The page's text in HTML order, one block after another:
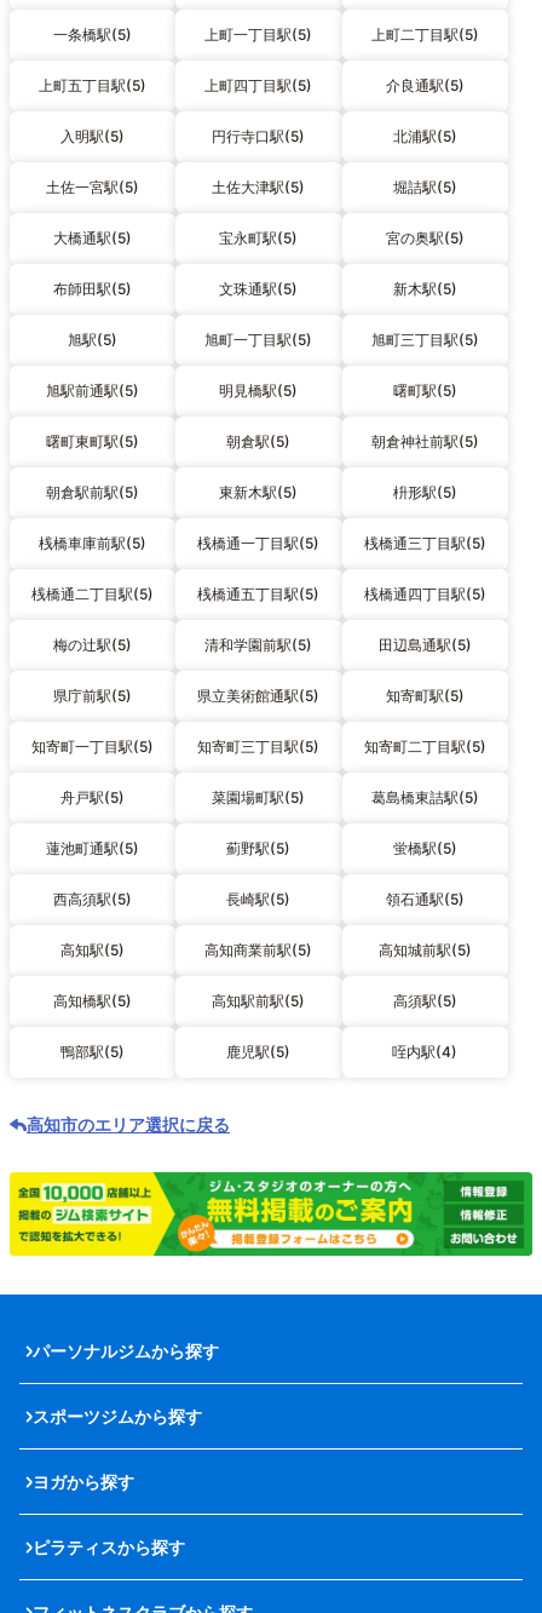
一条橋駅(5) 上町一丁目駅(5) 上町二丁目駅(5)
上町五丁目駅(5) 上町四丁目駅(5) 介良通駅(5)
入明駅(5) 円行寺口駅(5) 北浦駅(5)
土佐一宮駅(5) 土佐大津駅(5) 堀詰駅(5)
大橋通駅(5) 宝永町駅(5) 宮の奥駅(5)
布師田駅(5) 文珠通駅(5) 新木駅(5)
旭駅(5) 旭町一丁目駅(5) 旭町三丁目駅(5)
旭駅前通駅(5) 明見橋駅(5) 曙町駅(5)
曙町東町駅(5) 朝倉駅(5) 朝倉神社前駅(5)
朝倉駅前駅(5) 東新木駅(5) 枡形駅(5)
桟橋車庫前駅(5) 桟橋通一丁目駅(5) 桟橋通三丁目駅(5)
桟橋通二丁目駅(5) 桟橋通五丁目駅(5) 桟橋通四丁目駅(5)
梅の辻駅(5) 清和学園前駅(5) 田辺島通駅(5)
県庁前駅(5) 県立美術館通駅(5) 知寄町駅(5)
知寄町一丁目駅(5) 知寄町三丁目駅(5) 知寄町二丁目駅(5)
舟戸駅(5) 菜園場町駅(5) 葛島橋東詰駅(5)
蓮池町通駅(5) 薊野駅(5) 蛍橋駅(5)
西高須駅(5) 長崎駅(5) 領石通駅(5)
高知駅(5) 高知商業前駅(5) 高知城前駅(5)
高知橋駅(5) 高知駅前駅(5) 高須駅(5)
鴨部駅(5) 鹿児駅(5) 咥内駅(4)
高知市のエリア選択に戻る
パーソナルジムから探す
スポーツジムから探す
ヨガから探す
ピラティスから探す